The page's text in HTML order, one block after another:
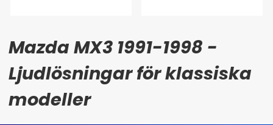
Mazda MX3 1991-1998 -
Ljudlösningar för klassiska
modeller